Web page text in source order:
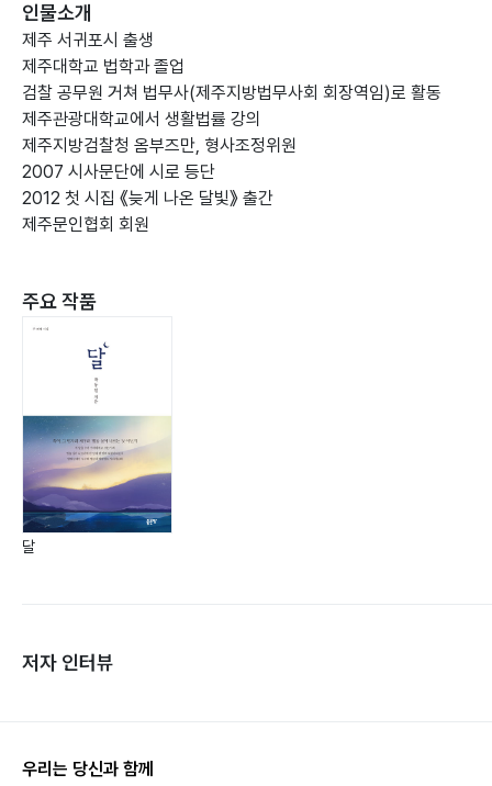
인물소개
제주 서귀포시 출생
제주대학교 법학과 졸업
검찰 공무원 거쳐 법무사(제주지방법무사회 회장역임)로 활동
제주관광대학교에서 생활법률 강의
제주지방검찰청 옴부즈만, 형사조정위원
2007 시사문단에 시로 등단
2012 첫 시집 《늦게 나온 달빛》 출간
제주문인협회 회원
주요 작품
달
저자 인터뷰
우리는 당신과 함께